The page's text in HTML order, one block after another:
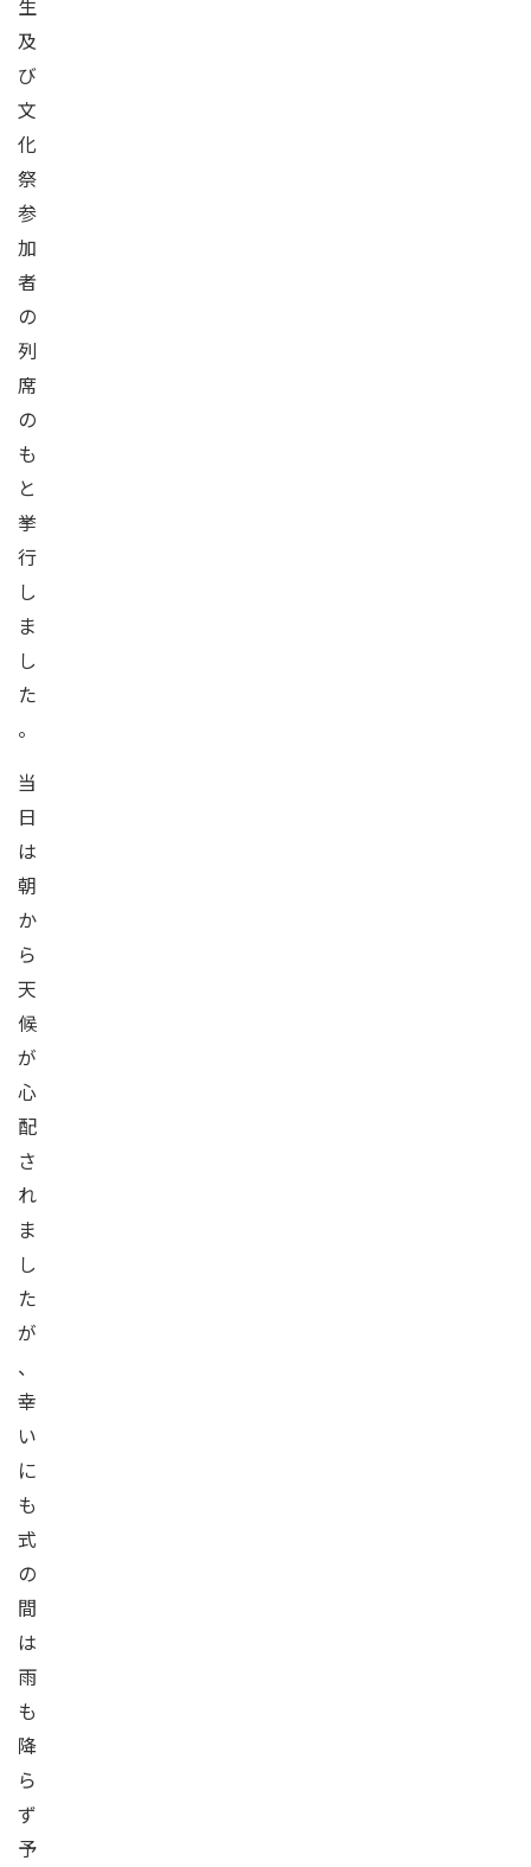
生
及
び
文
化
祭
参
加
者
の
列
席
の
も
と
挙
行
し
ま
し
た
。
当
日
は
朝
か
ら
天
候
が
心
配
さ
れ
ま
し
た
が
、
幸
い
に
も
式
の
間
は
雨
も
降
ら
ず
予